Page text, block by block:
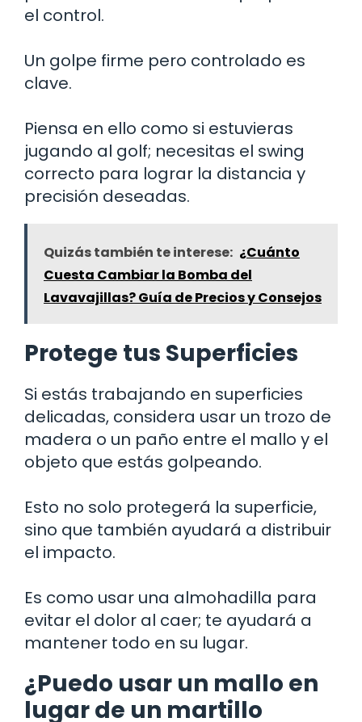
el control.
Un golpe firme pero controlado es
clave.
Piensa en ello como si estuvieras
jugando al golf; necesitas el swing
correcto para lograr la distancia y
precisión deseadas.
Quizás también te interese: ¿Cuánto
Cuesta Cambiar la Bomba del
Lavavajillas? Guía de Precios y Consejos
Protege tus Superficies
Si estás trabajando en superficies
delicadas, considera usar un trozo de
madera o un paño entre el mallo y el
objeto que estás golpeando.
Esto no solo protegerá la superficie,
sino que también ayudará a distribuir
el impacto.
Es como usar una almohadilla para
evitar el dolor al caer; te ayudará a
mantener todo en su lugar.
¿Puedo usar un mallo en
lugar de un martillo